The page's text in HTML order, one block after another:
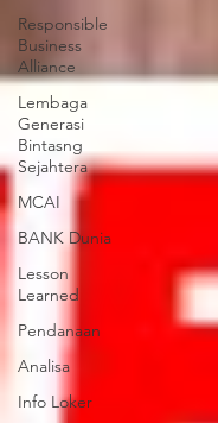
Responsible
Business
Alliance
Lembaga
Generasi
Bintasng
Sejahtera
MCAI
BANK Dunia
Lesson
Learned
Pendanaan
Analisa
Info Loker